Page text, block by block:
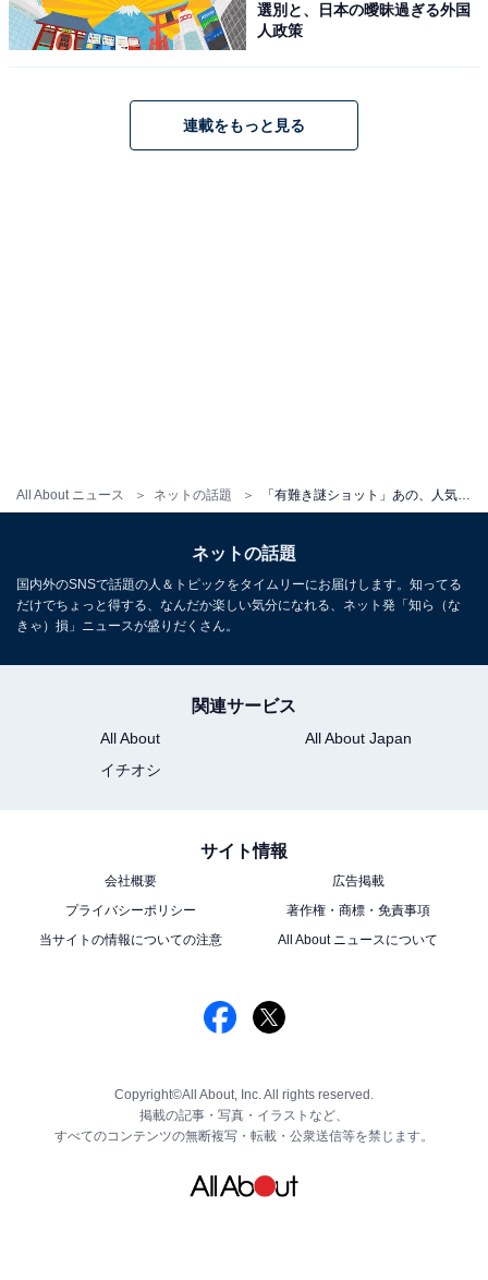
All About ニュース ネットの話題
選別と、日本の曖昧過ぎる外国
人政策
連載をもっと見る
ネットの話題
国内外のSNSで話題の人＆トピックをタイムリーにお届けします。知ってる
だけでちょっと得する、なんだか楽しい気分になれる、ネット発「知ら（な
きゃ）損」ニュースが盛りだくさん。
関連サービス
All About
All About Japan
イチオシ
サイト情報
会社概要
広告掲載
プライバシーポリシー
著作権・商標・免責事項
当サイトの情報についての注意
All About ニュースについて
Copyright©All About, Inc. All rights reserved.
掲載の記事・写真・イラストなど、
すべてのコンテンツの無断複写・転載・公衆送信等を禁じます。